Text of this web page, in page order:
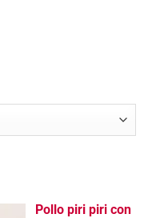
Pollo piri piri con